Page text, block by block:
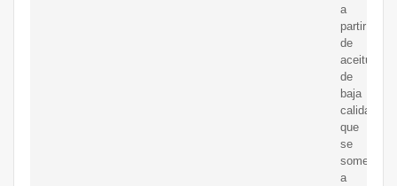
a
partir
de
aceitunas
de
baja
calidad
que
se
somete
a